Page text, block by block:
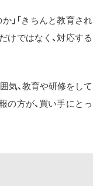
」「きちんと教育され
けではなく、対応する
気、教育や研修をして
の方が、買い手にとっ